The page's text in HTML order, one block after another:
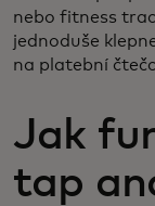
nebo fitness
jednoduše
na platební
Jak
tap